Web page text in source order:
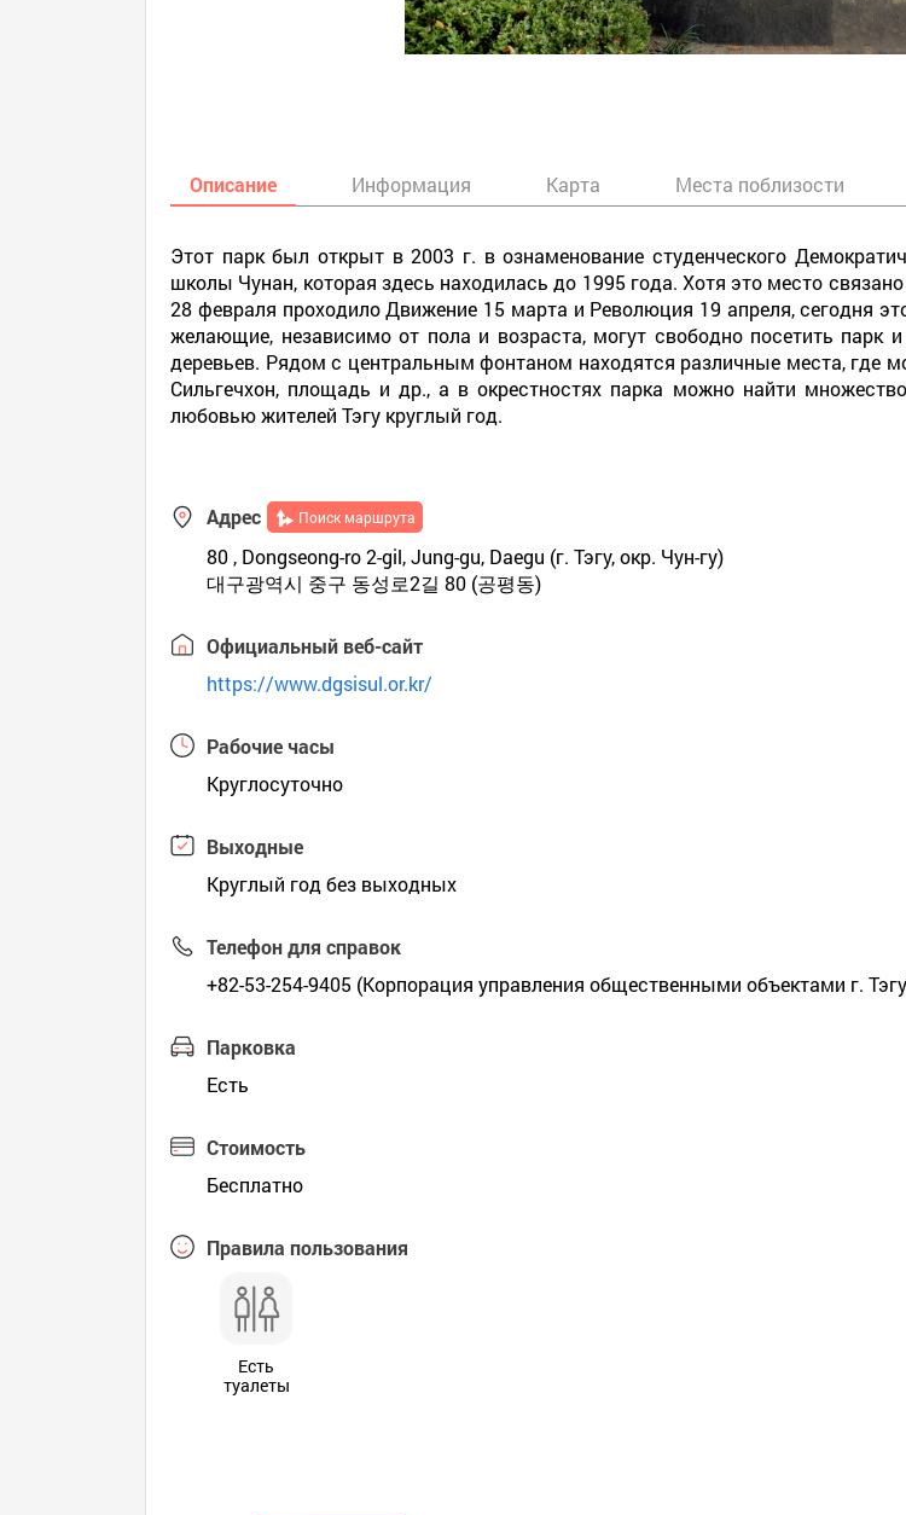
Описание Информация Карта Места поблизости
Этот парк был открыт в 2003 г. в ознаменование студенческого
школы Чунан, которая здесь находилась до 1995 года. Хотя это место
28 февраля проходило Движение 15 марта и Революция 19 апреля, сегодня
желающие, независимо от пола и возраста, могут свободно посетить парк
деревьев. Рядом с центральным фонтаном находятся различные места, где
Сильгечхон, площадь и др., а в окрестностях парка можно найти
любовью жителей Тэгу круглый год.
Адрес Поиск маршрута
80 , Dongseong-ro 2-gil, Jung-gu, Daegu (г. Тэгу, окр. Чун-гу)
대구광역시 중구 동성로2길 80 (공평동)
Официальный веб-сайт
https://www.dgsisul.or.kr/
Рабочие часы
Круглосуточно
Выходные
Круглый год без выходных
Телефон для справок
+82-53-254-9405 (Корпорация управления общественными объектами г.
Парковка
Есть
Стоимость
Бесплатно
Правила пользования
Есть
туалеты